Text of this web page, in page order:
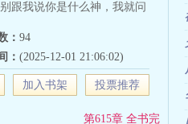
跟我说你是什么神，我就问
： 94
： (2025-12-01 21:06:02)
加入书架 投票推荐
第615章 全书完